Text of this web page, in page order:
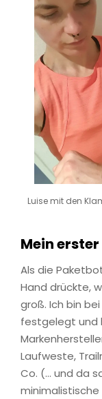
Luise mit den
Mein
Als die
Hand drückte,
groß. Ich bin
festgelegt und
Laufweste,
Co. (… und da